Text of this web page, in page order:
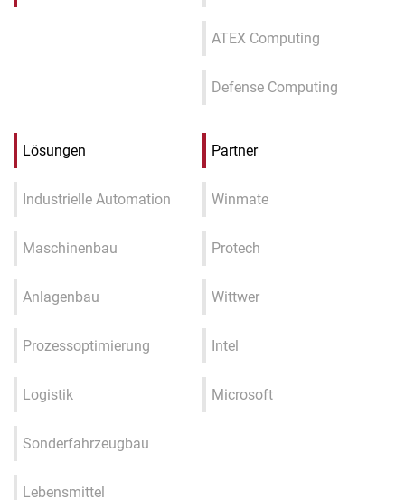
ATEX Computing
Defense Computing
Lösungen
Industrielle Automation
Maschinenbau
Anlagenbau
Prozessoptimierung
Logistik
Sonderfahrzeugbau
Lebensmittel
Partner
Winmate
Protech
Wittwer
Intel
Microsoft